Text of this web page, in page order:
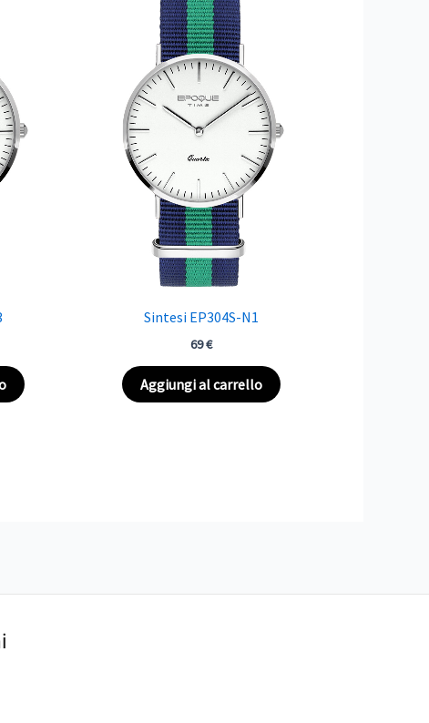
Sintesi EP304S-N1
69€
Aggiungi al carrello